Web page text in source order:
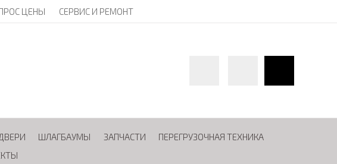
ЦЕНЫ СЕРВИС И РЕМОНТ
ШЛАГБАУМЫ ЗАПЧАСТИ
ПЕРЕГРУЗОЧНАЯ ТЕХНИКА